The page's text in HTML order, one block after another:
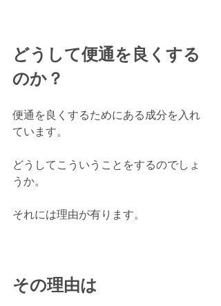
どうして便通を良くする
のか？
便通を良くするためにある成分を入れ
ています。
どうしてこういうことをするのでしょ
うか。
それには理由が有ります。
その理由は